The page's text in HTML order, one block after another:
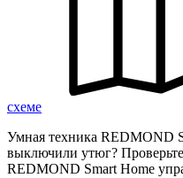
схеме
Умная техника REDMOND
выключили утюг?
REDMOND Smart Home